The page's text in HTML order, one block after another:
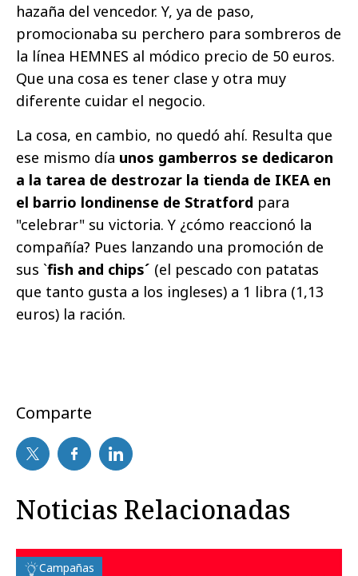
hazaña del vencedor. Y, ya de paso,
promocionaba su perchero para sombreros de
la línea HEMNES al módico precio de 50 euros.
Que una cosa es tener clase y otra muy
diferente cuidar el negocio.
La cosa, en cambio, no quedó ahí. Resulta que
ese mismo día unos gamberros se dedicaron
a la tarea de destrozar la tienda de IKEA en
el barrio londinense de Stratford para
"celebrar" su victoria. Y ¿cómo reaccionó la
compañía? Pues lanzando una promoción de
sus `fish and chips´ (el pescado con patatas
que tanto gusta a los ingleses) a 1 libra (1,13
euros) la ración.
Comparte
Noticias Relacionadas
Campañas